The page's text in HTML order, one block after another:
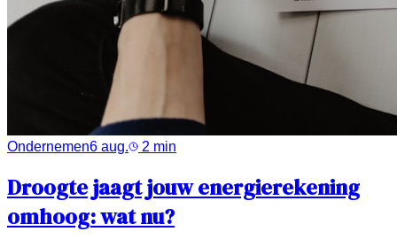
Ondernemen6 aug. 2 min
Droogte jaagt jouw energierekening
omhoog: wat nu?